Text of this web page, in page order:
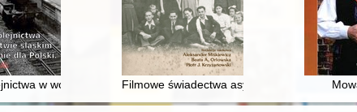
oraz rycerstwa okolicznego z cystersami z Bledzewa u schyłku
w województwie śląskim i jego znaczenie dla Polski
Filmowe świadectwa asymilacji i patriotyzmu